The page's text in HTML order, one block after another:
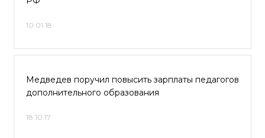
10.01.18
Медведев поручил повысить зарплаты педагогов
дополнительного образования
18.10.17